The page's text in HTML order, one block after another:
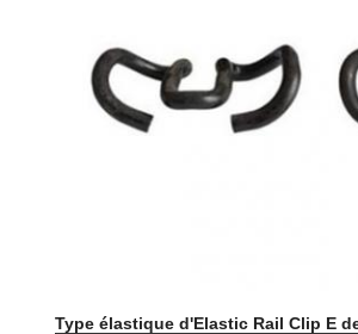
Type élastique d'Elastic Rail Clip E